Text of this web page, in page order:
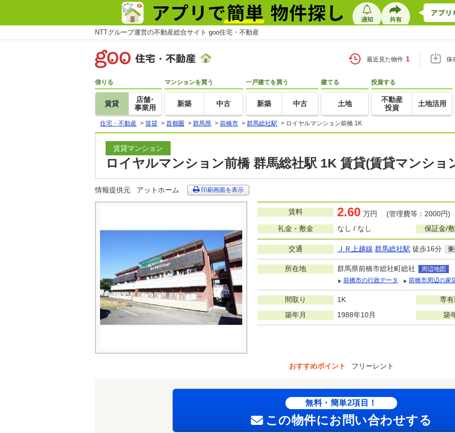
NTTグループ運営の不動産総合サイト goo住宅・不動産
最近見た物件 1 保
借りる
賃貸
店舗･
事業用
マンションを買う
新築 中古
一戸建てを買う
新築 中古
建てる
土地
投資する
不動産
投資
土地活用
住宅・不動産 > 賃貸 > 首都圏 > 群馬県 > 前橋市 > 群馬総社駅 > ロイヤルマンション前橋 1K
賃貸マンション
ロイヤルマンション前橋 群馬総社駅 1K 賃貸(賃貸マンショ
情報提供元 アットホーム 印刷画面を表示
賃料 2.60 万円 (管理費等：2000円)
礼金・敷金
なし / なし 保証金/
交通 ＪＲ上越線 群馬総社駅 徒歩16分 乗
所在地 群馬県前橋市総社町総社
周辺地図
前橋市の行政データ
前橋市周辺の家
間取り 1K 専
築年月 1988年10月 築
おすすめポイント フリーレント
無料・簡単2項目！
この物件にお問い合わせする